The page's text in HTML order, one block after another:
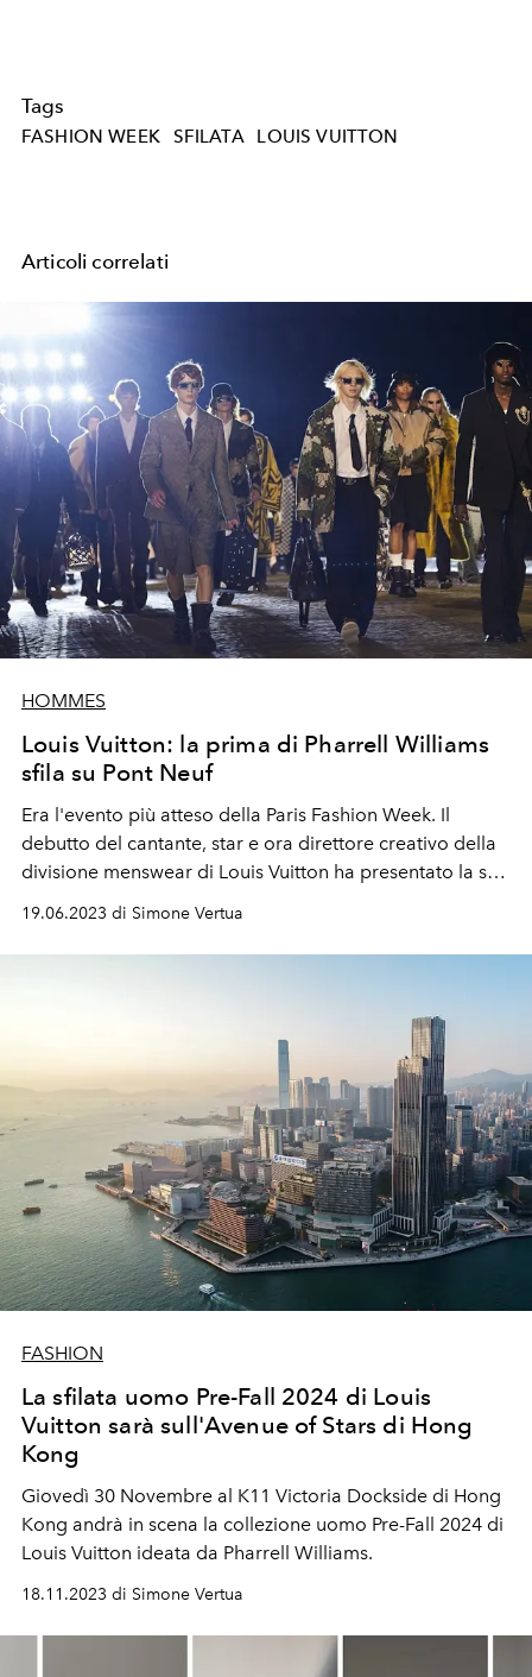
Tags
FASHION WEEK SFILATA LOUIS VUITTON
Articoli correlati
HOMMES
Louis Vuitton: la prima di Pharrell Williams
sfila su Pont Neuf
Era l'evento più atteso della Paris Fashion Week. Il
debutto del cantante, star e ora direttore creativo della
divisione menswear di Louis Vuitton ha presentato la sua
prima sfilata uomo primavera estate 2024.
19.06.2023 di Simone Vertua
FASHION
La sfilata uomo Pre-Fall 2024 di Louis
Vuitton sarà sull'Avenue of Stars di Hong
Kong
Giovedì 30 Novembre al K11 Victoria Dockside di Hong
Kong andrà in scena la collezione uomo Pre-Fall 2024 di
Louis Vuitton ideata da Pharrell Williams.
18.11.2023 di Simone Vertua